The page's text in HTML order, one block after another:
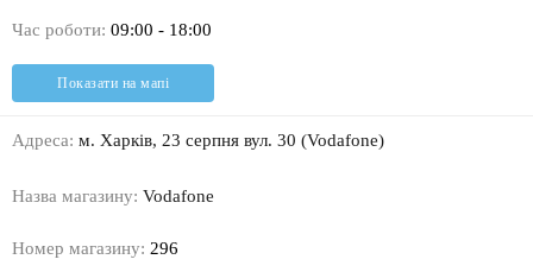
Час роботи: 09:00 - 18:00
Показати на мапі
Адреса: м. Харків, 23 серпня вул. 30 (Vodafone)
Назва магазину: Vodafone
Номер магазину: 296